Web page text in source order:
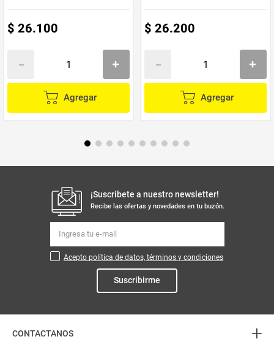
$ 26.100
Agregar
$ 26.200
Agregar
¡Suscribete a nuestro newsletter!
Recibe las ofertas y novedades en tu buzón.
Acepto política de datos, términos y condiciones
Suscribirme
CONTACTANOS +